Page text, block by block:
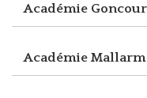
Académie
Académie